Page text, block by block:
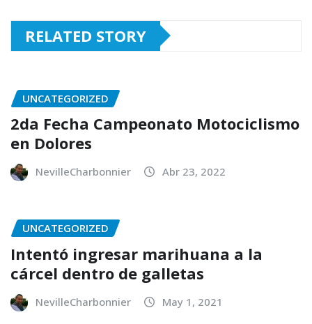
RELATED STORY
UNCATEGORIZED
2da Fecha Campeonato Motociclismo
en Dolores
NevilleCharbonnier Abr 23, 2022
UNCATEGORIZED
Intentó ingresar marihuana a la
cárcel dentro de galletas
NevilleCharbonnier May 1, 2021